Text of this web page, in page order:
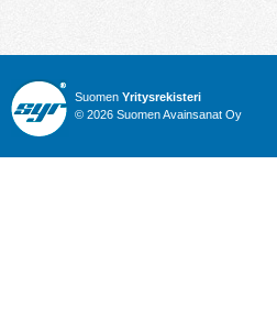
Suomen Yritysrekisteri
© 2026 Suomen Avainsanat Oy